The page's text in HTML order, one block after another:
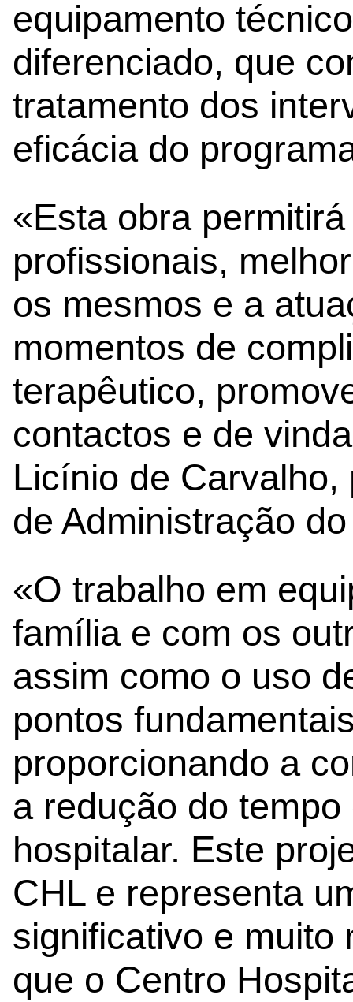
equipamento
diferenciado, que
tratamento dos
eficácia do
«Esta obra
profissionais,
os mesmos e a
momentos de
terapêutico,
contactos e de
Licínio de
de Administração
«O trabalho em
família e com os
assim como o uso
pontos
proporcionando a
a redução do
hospitalar. Este
CHL e representa
significativo e muito
que o Centro